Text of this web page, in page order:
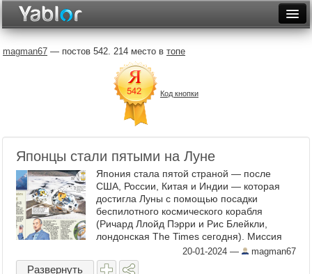
Неделя
Месяц
Рейтинги
Архив
Фототоп
Видеотоп
magman67 — постов 542. 214 место в топе
Код кнопки
Японцы стали пятыми на Луне
Япония стала пятой страной — после
США, России, Китая и Индии — которая
достигла Луны с помощью посадки
беспилотного космического корабля
(Ричард Ллойд Пэрри и Рис Блейкли,
лондонская The Times сегодня). Миссия
оказалась не совсем успешной: солнечная
энергетическая система посадочного ...
20-01-2024 — magman67
Развернуть